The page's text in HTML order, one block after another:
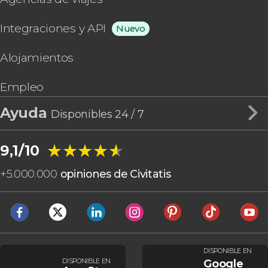
Integraciones y API Nuevo
Alojamientos
Empleo
Ayuda Disponibles 24 / 7
9,1/10 ★★★★★
★★★★★
+5.000.000 opiniones de Civitatis
DISPONIBLE EN
DISPONIBLE EN
Google